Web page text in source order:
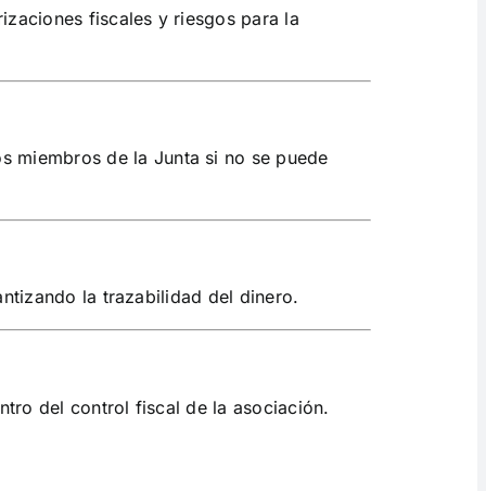
fiscales y riesgos para la
miembros de la Junta si no se puede
la trazabilidad del dinero.
del control fiscal de la asociación.